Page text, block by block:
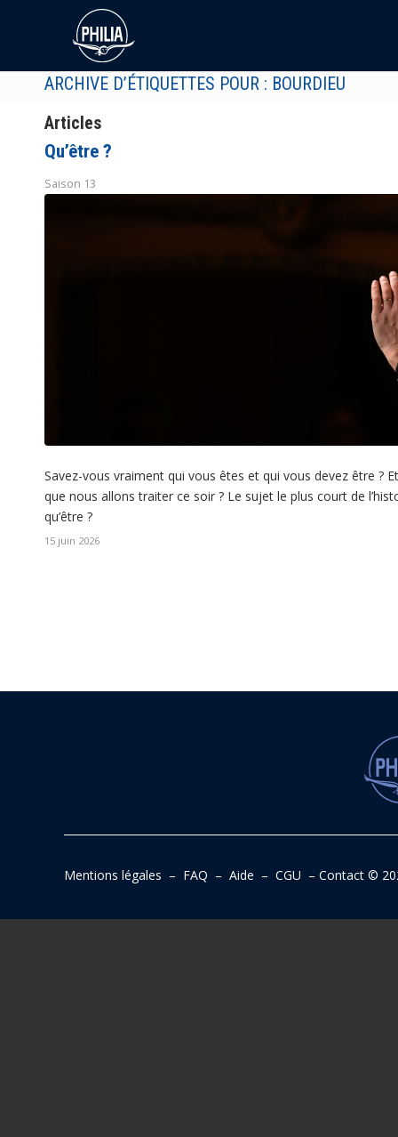
ARCHIVE D’ÉTIQUETTES POUR : BOURDIEU
Articles
Qu’être ?
Saison 13
Savez-vous vraiment qui vous êtes et qui vous devez être ?
que nous allons traiter ce soir ? Le sujet le plus court de
qu’être ?
15 juin 2026
Mentions légales – FAQ – Aide – CGU – Contact©